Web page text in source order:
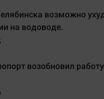
возможно
на водоводе.
возобновил